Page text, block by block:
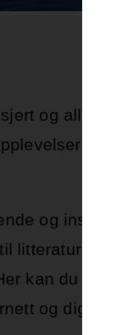
og
–
og
litteratur,
kan du
og